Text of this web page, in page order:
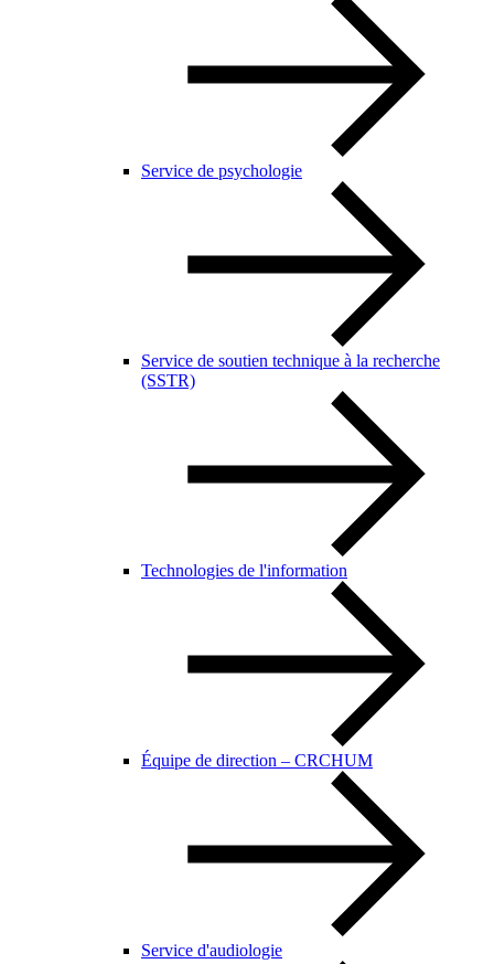
Service de psychologie
Service de soutien technique à la recherche
(SSTR)
Technologies de l'information
Équipe de direction – CRCHUM
Service d'audiologie